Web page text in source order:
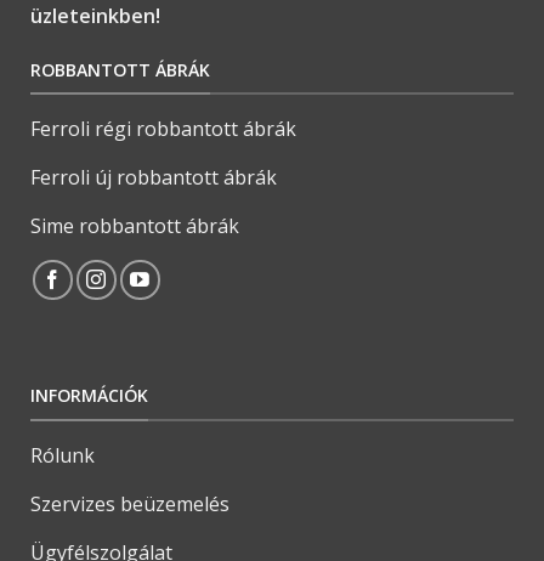
üzleteinkben!
ROBBANTOTT ÁBRÁK
Ferroli régi robbantott ábrák
Ferroli új robbantott ábrák
Sime robbantott ábrák
INFORMÁCIÓK
Rólunk
Szervizes beüzemelés
Ügyfélszolgálat